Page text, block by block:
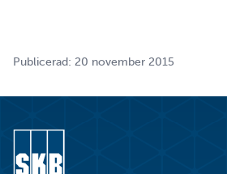
Publicerad: 20 november 2015